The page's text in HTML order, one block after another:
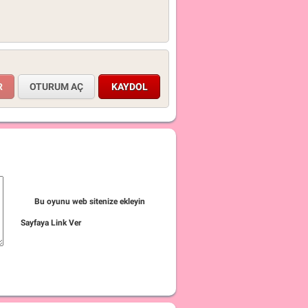
OTURUM AÇ KAYDOL
Bu oyunu web sitenize ekleyin
Sayfaya Link Ver